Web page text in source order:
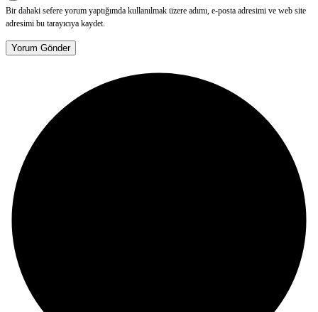
Bir dahaki sefere yorum yaptığımda kullanılmak üzere adımı, e-posta adresimi ve web site
adresimi bu tarayıcıya kaydet.
Yorum Gönder